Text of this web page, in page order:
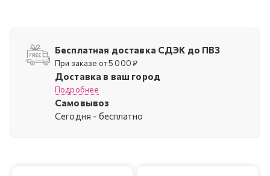
Бесплатная доставка СДЭК до ПВЗ
При заказе от 5 000 ₽
Доставка в ваш город
Подробнее
Самовывоз
Cегодня - бесплатно